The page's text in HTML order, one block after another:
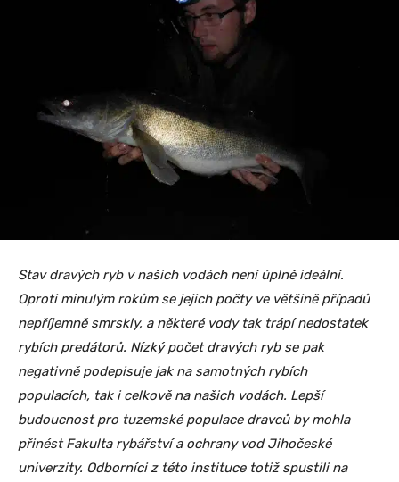
Stav dravých ryb v našich vodách není úplně ideální.
Oproti minulým rokům se jejich počty ve většině případů
nepříjemně smrskly, a některé vody tak trápí nedostatek
rybích predátorů. Nízký počet dravých ryb se pak
negativně podepisuje jak na samotných rybích
populacích, tak i celkově na našich vodách. Lepší
budoucnost pro tuzemské populace dravců by mohla
přinést Fakulta rybářství a ochrany vod Jihočeské
univerzity. Odborníci z této instituce totiž spustili na